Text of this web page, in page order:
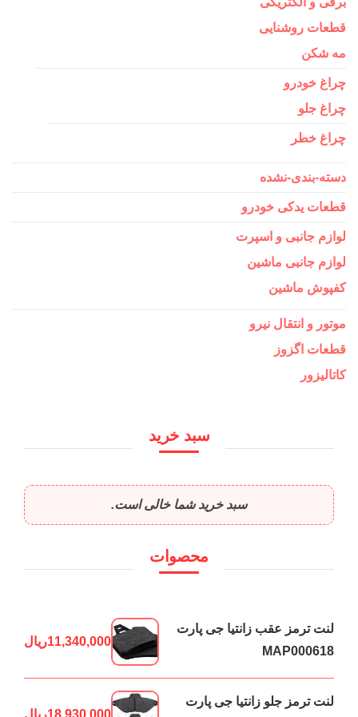
قطعات روشنایی
مه شکن
چراغ خودرو
چراغ جلو
چراغ خطر
دسته-بندی-نشده
قطعات یدکی خودرو
لوازم جانبی و اسپرت
لوازم جانبی ماشین
کفپوش ماشین
موتور و انتقال نیرو
قطعات اگزوز
کاتالیزور
سبد خرید
سبد خرید شما خالی است.
محصوات
لنت ترمز عقب زانتیا جی پارت
MAP000618
11,340,000ریال
لنت ترمز جلو زانتیا جی پارت
18,930,000ریال